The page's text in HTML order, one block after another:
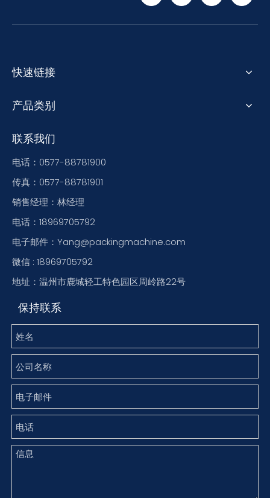
快速链接
产品类别
联系我们
电话：0577-88781900
传真：0577-88781901
销售经理：林经理
电话：18969705792
电子邮件：Yang@packingmachine.com
微信 : 18969705792
地址：温州市鹿城轻工特色园区周岭路22号
保持联系